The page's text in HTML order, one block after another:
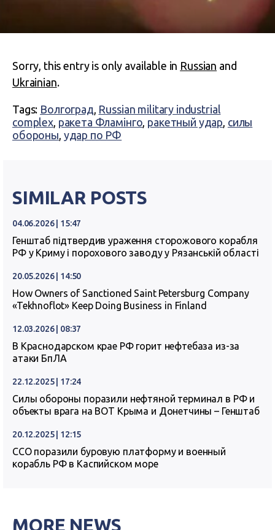
Sorry, this entry is only available in Russian and
Ukrainian.
Tags: Волгоград, Russian military industrial
complex, ракета Фламінго, ракетный удар, силы
обороны, удар по РФ
SIMILAR POSTS
04.06.2026 | 15:47
Генштаб підтвердив ураження сторожового корабля
РФ у Криму і порохового заводу у Рязанській області
20.05.2026 | 14:50
How Owners of Sanctioned Saint Petersburg Company
«Tekhnoflot» Keep Doing Business in Finland
12.03.2026 | 08:37
В Краснодарском крае РФ горит нефтебаза из-за
атаки БпЛА
22.12.2025 | 17:24
Силы обороны поразили нефтяной терминал в РФ и
объекты врага на ВОТ Крыма и Донетчины – Генштаб
20.12.2025 | 12:15
ССО поразили буровую платформу и военный
корабль РФ в Каспийском море
MORE NEWS